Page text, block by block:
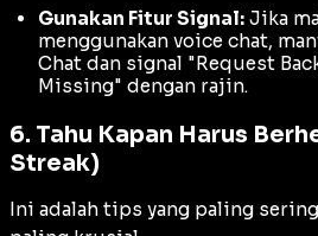
Gunakan Fitur Signal: Jika
menggunakan voice chat,
Chat dan signal "Request
Missing" dengan rajin.
6. Tahu Kapan Harus
Streak)
Ini adalah tips yang paling